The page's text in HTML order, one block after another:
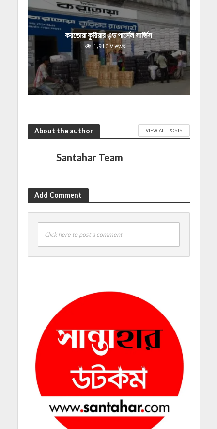
করতোয়া কুরিয়ার এন্ড পার্সেল সার্ভিস
1,910 Views
About the author VIEW ALL POSTS
Santahar Team
Add Comment
Click here to post a comment